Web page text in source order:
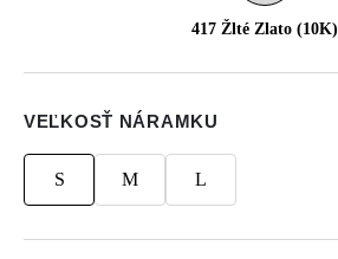
417 Žlté Zlato (10K)
VEĽKOSŤ NÁRAMKU
S M L